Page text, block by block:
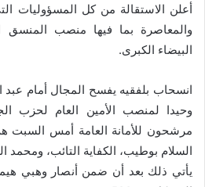
أعلن الاستقالة من كل المسؤوليات
والمعاصرة بما فيها منصب المنسق
البيضاء الكبرى.
انسحاب بلفقيه يفسح المجال أمام
وحيدا لمنصب الأمين العام لحزب
مرشحون للأمانة العامة أمس السبت
السلام بوطيب، الكفاية التائب، ومحمد
يأتي ذلك بعد أن ضمن أنصار وهبي